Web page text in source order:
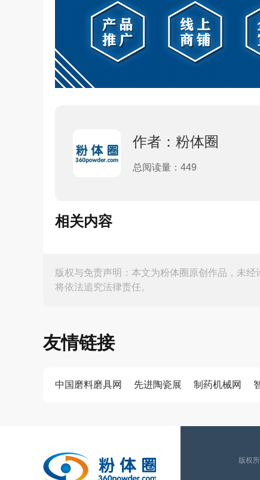
作者：粉体圈
总阅读量：449
相关内容
版权与免责声明：本文为粉体圈原创作品，未
将依法追究法律责任。
友情链接
中国磨料磨具网 先进陶瓷展 制药机械网
版权